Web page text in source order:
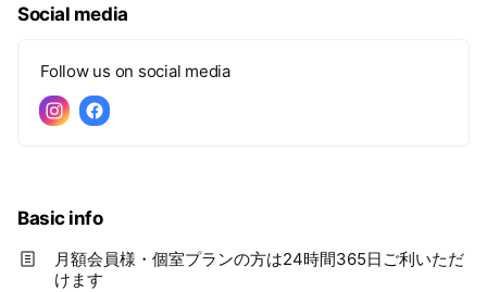
Social media
Follow us on social media
Basic info
月額会員様・個室プランの方は24時間365日ご利いただ
けます